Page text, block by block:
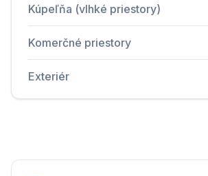
Kúpeľňa (vlhké priestory)
Komerčné priestory
Exteriér